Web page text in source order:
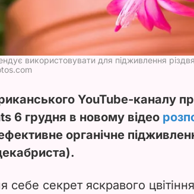
використовувати для підживлення
YouTube-каналу
6 грудня в новому відео
органічне
себе секрет яскравого